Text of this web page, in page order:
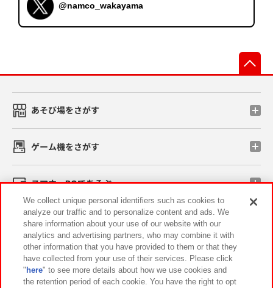
@namco_wakayama
あそび場をさがす
ゲーム機をさがす
スマホ・PCであそぶ
イベント・キャンペーン
関連会社 サステナビリティ サイトポリシー
We collect unique personal identifiers such as cookies to
analyze our traffic and to personalize content and ads. We
share information about your use of our website with our
analytics and advertising partners, who may combine it with
other information that you have provided to them or that they
have collected from your use of their services. Please click
" here" to see more details about how we use cookies and
the retention period of each cookie. You have the right to opt